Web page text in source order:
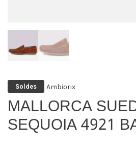
Soldes Ambiorix
MALLORCA
SEQUOIA 4921